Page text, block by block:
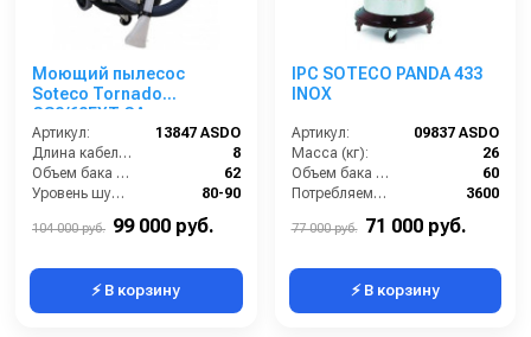
Моющий пылесос
Soteco Tornado
GS2/62EXT GA
Артикул:
13847 ASDO
Длина кабеля (м):
8
Объем бака (л):
62
Уровень шума (дБ):
80-90
104 000 руб. 99 000 руб.
⚡ В корзину
IPC SOTECO PANDA 433
INOX
Артикул:
09837 ASDO
Масса (кг):
26
Объем бака (л):
60
Потребляемая мощность (Вт):
3600
77 000 руб. 71 000 руб.
⚡ В корзину